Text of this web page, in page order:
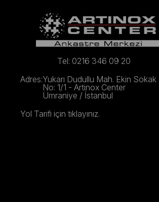
Tel: 0216 346 09 20
Adres:Yukarı Dudullu Mah. Ekin Sokak
No: 1/1 - Artinox Center
Ümraniye / İstanbul
Yol Tarifi için tıklayınız.